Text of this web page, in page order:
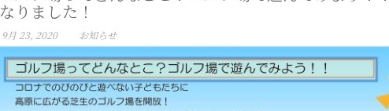
なりました！
9月 23, 2020 お知らせ